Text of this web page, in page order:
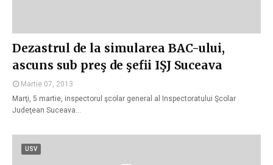
Dezastrul de la simularea BAC-ului,
ascuns sub preş de şefii IŞJ Suceava
Martie 07, 2013
Marţi, 5 martie, inspectorul şcolar general al Inspectoratului Şcolar
Judeţean Suceava…
USV